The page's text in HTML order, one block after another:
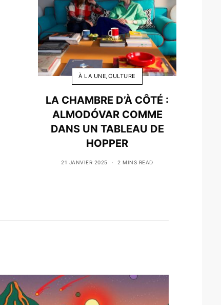
À LA UNE ,CULTURE
LA CHAMBRE D’À CÔTÉ :
ALMODÓVAR COMME
DANS UN TABLEAU DE
HOPPER
21 JANVIER 2025 2 MINS READ